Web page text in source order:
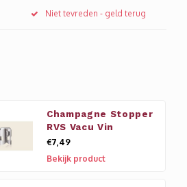
Niet tevreden - geld terug
Champagne Stopper
RVS Vacu Vin
€7,49
Bekijk product